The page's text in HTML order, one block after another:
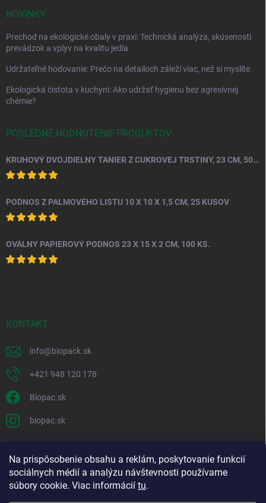
Na prispôsobenie obsahu a reklám, poskytovanie funkcií
sociálnych médií a analýzu návštevnosti používame
súbory cookie. Viac informácií tu.
NOVINKY
Prechod na ekologické obaly v praxi: Technická analýza, skúsenosti
prevádzok a vplyv na kvalitu jedla
Udržateľné hodovanie: Prečo na detailoch záleží viac, než si myslíte
Ekologická čistota v kuchyni: Ako udržať hygienu bez agresívnej
chémie?
POSLEDNÉ HODNOTENIE PRODUKTOV
KRUHOVÝ DVOJDIELNY TANIER Z CUKROVEJ TRSTINY, 23 CM, 50 KS.
PODNOS Z PALMOVÉHO LISTU 10 X 10 X 1,5 CM, 25 KUSOV
OVÁLNY PAPIEROVÝ PODNOS 23 X 15 X 2 CM, 100 KS.
KONTAKT
info@biopack.sk
+421 948 120 178
Biopac.sk
biopac.sk
Good E-shops have logic. SALELOGICS